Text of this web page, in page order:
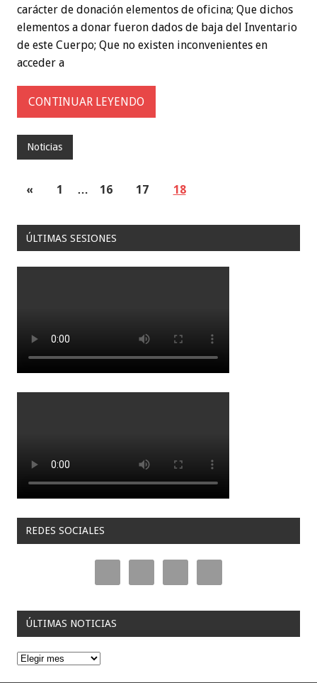
carácter de donación elementos de oficina; Que dichos
elementos a donar fueron dados de baja del Inventario
de este Cuerpo; Que no existen inconvenientes en
acceder a
CONTINUAR LEYENDO
Noticias
« 1 … 16 17 18
ÚLTIMAS SESIONES
REDES SOCIALES
ÚLTIMAS NOTICIAS
Ú
l
t